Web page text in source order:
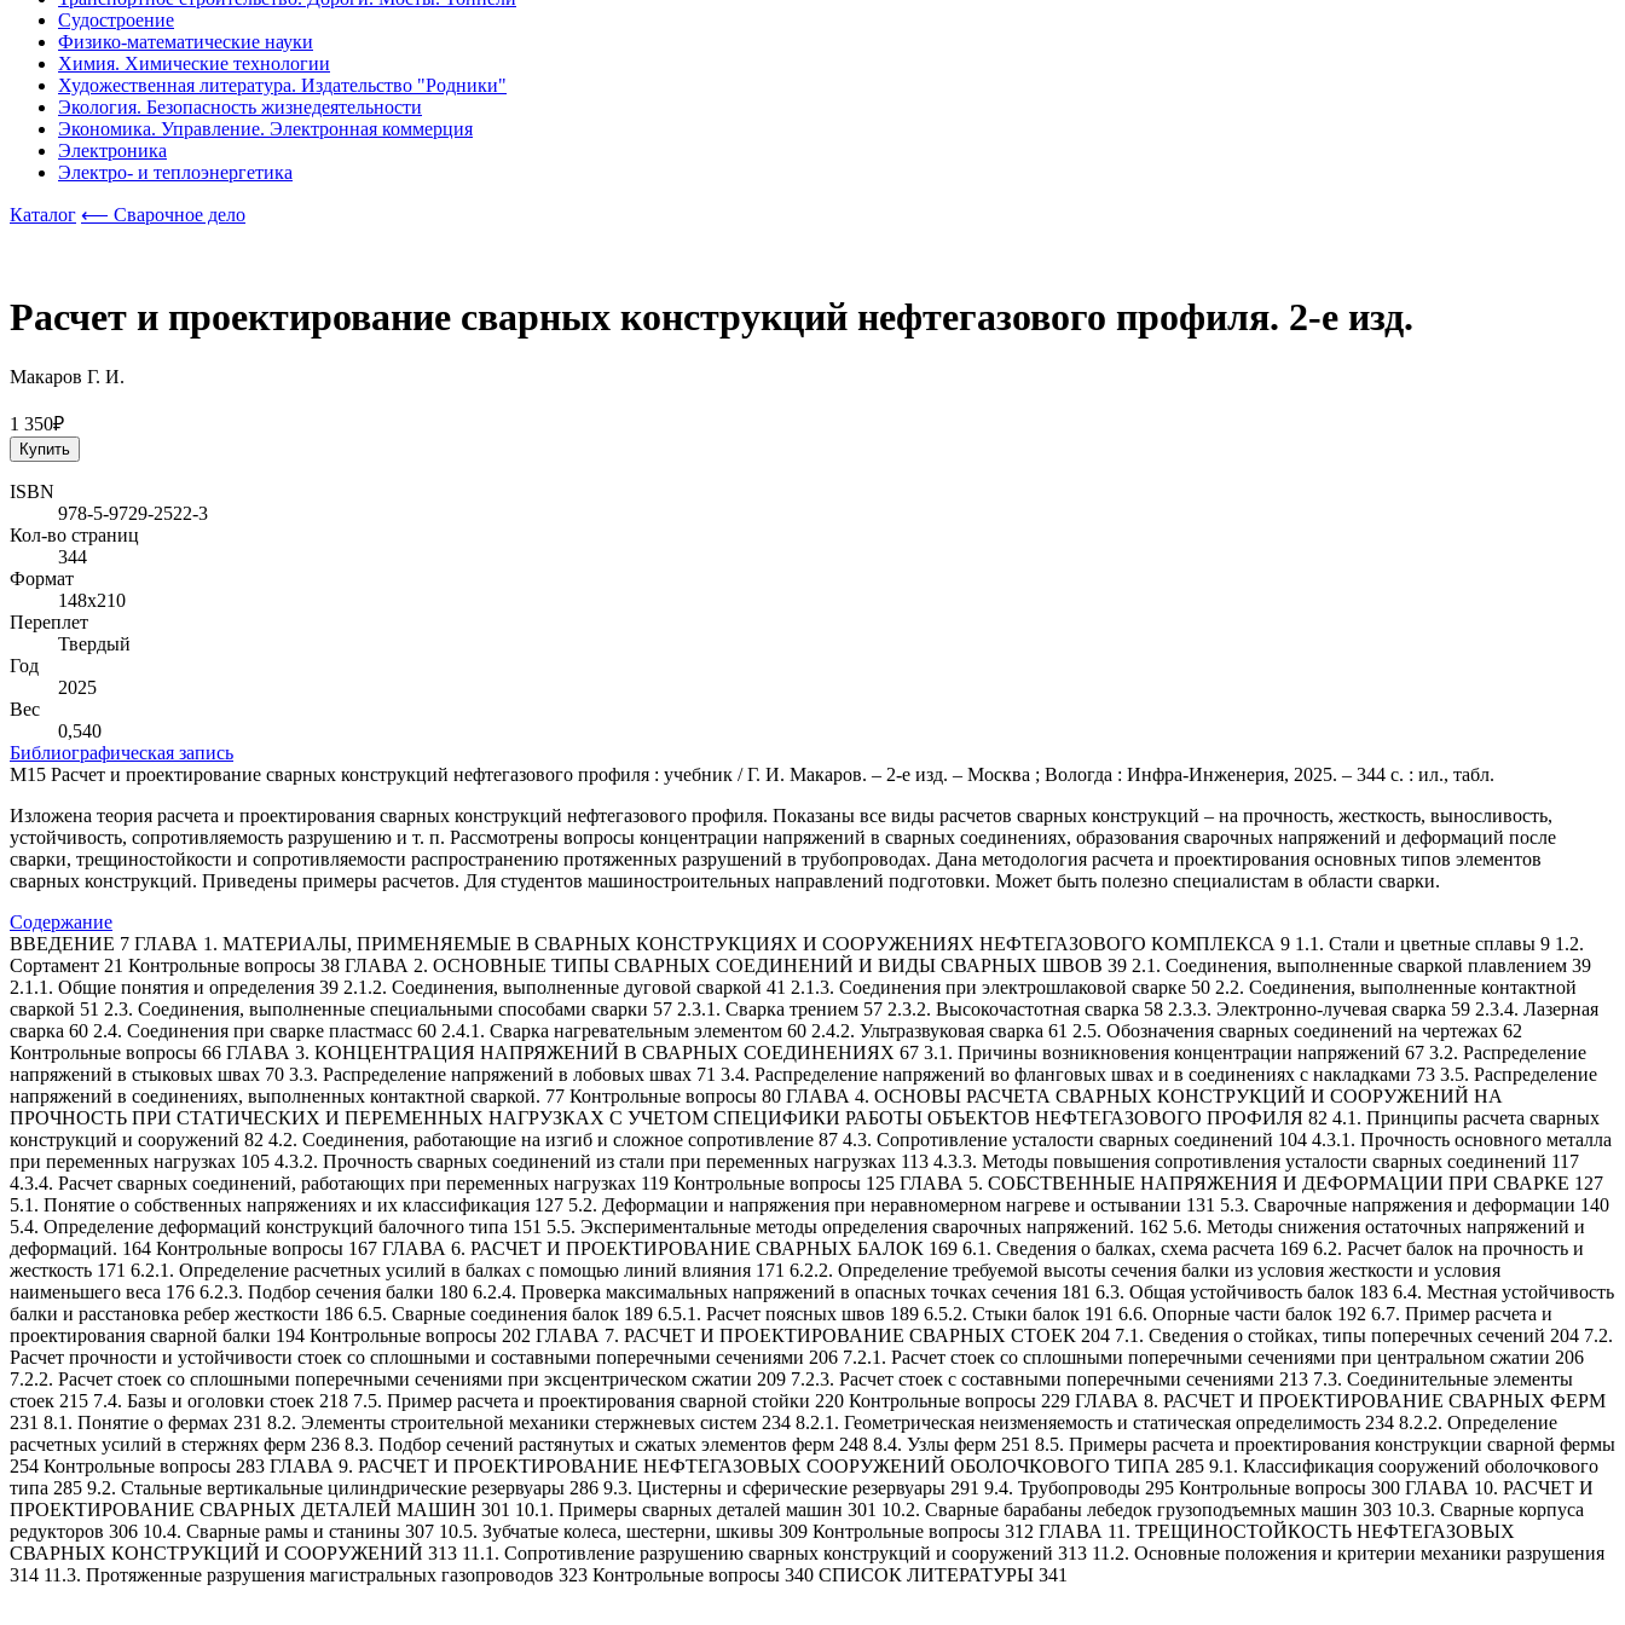
Судостроение
Физико-математические науки
Химия. Химические технологии
Художественная литература. Издательство "Родники"
Экология. Безопасность жизнедеятельности
Экономика. Управление. Электронная коммерция
Электроника
Электро- и теплоэнергетика
Каталог ⟵ Сварочное дело
Расчет и проектирование сварных конструкций нефтегазового профиля. 2-е изд.
Макаров Г. И.
1 350₽
Купить
ISBN
978-5-9729-2522-3
Кол-во страниц
344
Формат
148х210
Переплет
Твердый
Год
2025
Вес
0,540
Библиографическая запись
М15 Расчет и проектирование сварных конструкций нефтегазового профиля : учебник / Г. И. Макаров. – 2-е изд. – Москва ; Вологда : Инфра-Инженерия, 2025. – 344 с. : ил., табл.
Изложена теория расчета и проектирования сварных конструкций нефтегазового профиля. Показаны все виды расчетов сварных конструкций – на прочность, жесткость, выносливость,
устойчивость, сопротивляемость разрушению и т. п. Рассмотрены вопросы концентрации напряжений в сварных соединениях, образования сварочных напряжений и деформаций после
сварки, трещиностойкости и сопротивляемости распространению протяженных разрушений в трубопроводах. Дана методология расчета и проектирования основных типов элементов
сварных конструкций. Приведены примеры расчетов. Для студентов машиностроительных направлений подготовки. Может быть полезно специалистам в области сварки.
Содержание
ВВЕДЕНИЕ 7 ГЛАВА 1. МАТЕРИАЛЫ, ПРИМЕНЯЕМЫЕ В СВАРНЫХ КОНСТРУКЦИЯХ И СООРУЖЕНИЯХ НЕФТЕГАЗОВОГО КОМПЛЕКСА 9 1.1. Стали и цветные сплавы 9 1.2.
Сортамент 21 Контрольные вопросы 38 ГЛАВА 2. ОСНОВНЫЕ ТИПЫ СВАРНЫХ СОЕДИНЕНИЙ И ВИДЫ СВАРНЫХ ШВОВ 39 2.1. Соединения, выполненные сваркой плавлением 39
2.1.1. Общие понятия и определения 39 2.1.2. Соединения, выполненные дуговой сваркой 41 2.1.3. Соединения при электрошлаковой сварке 50 2.2. Соединения, выполненные контактной
сваркой 51 2.3. Соединения, выполненные специальными способами сварки 57 2.3.1. Сварка трением 57 2.3.2. Высокочастотная сварка 58 2.3.3. Электронно-лучевая сварка 59 2.3.4. Лазерная
сварка 60 2.4. Соединения при сварке пластмасс 60 2.4.1. Сварка нагревательным элементом 60 2.4.2. Ультразвуковая сварка 61 2.5. Обозначения сварных соединений на чертежах 62
Контрольные вопросы 66 ГЛАВА 3. КОНЦЕНТРАЦИЯ НАПРЯЖЕНИЙ В СВАРНЫХ СОЕДИНЕНИЯХ 67 3.1. Причины возникновения концентрации напряжений 67 3.2. Распределение
напряжений в стыковых швах 70 3.3. Распределение напряжений в лобовых швах 71 3.4. Распределение напряжений во фланговых швах и в соединениях с накладками 73 3.5. Распределение
напряжений в соединениях, выполненных контактной сваркой. 77 Контрольные вопросы 80 ГЛАВА 4. ОСНОВЫ РАСЧЕТА СВАРНЫХ КОНСТРУКЦИЙ И СООРУЖЕНИЙ НА
ПРОЧНОСТЬ ПРИ СТАТИЧЕСКИХ И ПЕРЕМЕННЫХ НАГРУЗКАХ С УЧЕТОМ СПЕЦИФИКИ РАБОТЫ ОБЪЕКТОВ НЕФТЕГАЗОВОГО ПРОФИЛЯ 82 4.1. Принципы расчета сварных
конструкций и сооружений 82 4.2. Соединения, работающие на изгиб и сложное сопротивление 87 4.3. Сопротивление усталости сварных соединений 104 4.3.1. Прочность основного металла
при переменных нагрузках 105 4.3.2. Прочность сварных соединений из стали при переменных нагрузках 113 4.3.3. Методы повышения сопротивления усталости сварных соединений 117
4.3.4. Расчет сварных соединений, работающих при переменных нагрузках 119 Контрольные вопросы 125 ГЛАВА 5. СОБСТВЕННЫЕ НАПРЯЖЕНИЯ И ДЕФОРМАЦИИ ПРИ СВАРКЕ 127
5.1. Понятие о собственных напряжениях и их классификация 127 5.2. Деформации и напряжения при неравномерном нагреве и остывании 131 5.3. Сварочные напряжения и деформации 140
5.4. Определение деформаций конструкций балочного типа 151 5.5. Экспериментальные методы определения сварочных напряжений. 162 5.6. Методы снижения остаточных напряжений и
деформаций. 164 Контрольные вопросы 167 ГЛАВА 6. РАСЧЕТ И ПРОЕКТИРОВАНИЕ СВАРНЫХ БАЛОК 169 6.1. Сведения о балках, схема расчета 169 6.2. Расчет балок на прочность и
жесткость 171 6.2.1. Определение расчетных усилий в балках с помощью линий влияния 171 6.2.2. Определение требуемой высоты сечения балки из условия жесткости и условия
наименьшего веса 176 6.2.3. Подбор сечения балки 180 6.2.4. Проверка максимальных напряжений в опасных точках сечения 181 6.3. Общая устойчивость балок 183 6.4. Местная устойчивость
балки и расстановка ребер жесткости 186 6.5. Сварные соединения балок 189 6.5.1. Расчет поясных швов 189 6.5.2. Стыки балок 191 6.6. Опорные части балок 192 6.7. Пример расчета и
проектирования сварной балки 194 Контрольные вопросы 202 ГЛАВА 7. РАСЧЕТ И ПРОЕКТИРОВАНИЕ СВАРНЫХ СТОЕК 204 7.1. Сведения о стойках, типы поперечных сечений 204 7.2.
Расчет прочности и устойчивости стоек со сплошными и составными поперечными сечениями 206 7.2.1. Расчет стоек со сплошными поперечными сечениями при центральном сжатии 206
7.2.2. Расчет стоек со сплошными поперечными сечениями при эксцентрическом сжатии 209 7.2.3. Расчет стоек с составными поперечными сечениями 213 7.3. Соединительные элементы
стоек 215 7.4. Базы и оголовки стоек 218 7.5. Пример расчета и проектирования сварной стойки 220 Контрольные вопросы 229 ГЛАВА 8. РАСЧЕТ И ПРОЕКТИРОВАНИЕ СВАРНЫХ ФЕРМ
231 8.1. Понятие о фермах 231 8.2. Элементы строительной механики стержневых систем 234 8.2.1. Геометрическая неизменяемость и статическая определимость 234 8.2.2. Определение
расчетных усилий в стержнях ферм 236 8.3. Подбор сечений растянутых и сжатых элементов ферм 248 8.4. Узлы ферм 251 8.5. Примеры расчета и проектирования конструкции сварной фермы
254 Контрольные вопросы 283 ГЛАВА 9. РАСЧЕТ И ПРОЕКТИРОВАНИЕ НЕФТЕГАЗОВЫХ СООРУЖЕНИЙ ОБОЛОЧКОВОГО ТИПА 285 9.1. Классификация сооружений оболочкового
типа 285 9.2. Стальные вертикальные цилиндрические резервуары 286 9.3. Цистерны и сферические резервуары 291 9.4. Трубопроводы 295 Контрольные вопросы 300 ГЛАВА 10. РАСЧЕТ И
ПРОЕКТИРОВАНИЕ СВАРНЫХ ДЕТАЛЕЙ МАШИН 301 10.1. Примеры сварных деталей машин 301 10.2. Сварные барабаны лебедок грузоподъемных машин 303 10.3. Сварные корпуса
редукторов 306 10.4. Сварные рамы и станины 307 10.5. Зубчатые колеса, шестерни, шкивы 309 Контрольные вопросы 312 ГЛАВА 11. ТРЕЩИНОСТОЙКОСТЬ НЕФТЕГАЗОВЫХ
СВАРНЫХ КОНСТРУКЦИЙ И СООРУЖЕНИЙ 313 11.1. Сопротивление разрушению сварных конструкций и сооружений 313 11.2. Основные положения и критерии механики разрушения
314 11.3. Протяженные разрушения магистральных газопроводов 323 Контрольные вопросы 340 СПИСОК ЛИТЕРАТУРЫ 341